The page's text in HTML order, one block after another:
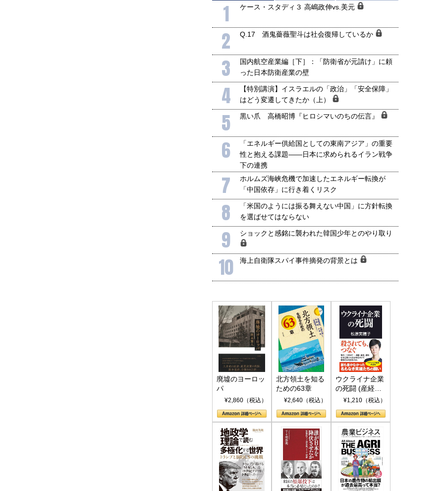
1 ケース・スタディ３ 高嶋政伸vs.美元
2 Q.17 酒鬼薔薇聖斗は社会復帰しているか
3
国内航空産業編［下］：「防衛省が元請け」に頼
った日本防衛産業の壁
4
【特別講演】イスラエルの「政治」「安全保障」
はどう変遷してきたか（上）
5 黒い爪 高橋昭博『ヒロシマいのちの伝言』
6
「エネルギー供給国としての東南アジア」の重要
性と抱える課題――日本に求められるイラン戦争
下の連携
7
ホルムズ海峡危機で加速したエネルギー転換が
「中国依存」に行き着くリスク
8
「米国のようには振る舞えない中国」に方針転換
を選ばせてはならない
9 ショックと感銘に襲われた韓国少年とのやり取り
10 海上自衛隊スパイ事件摘発の背景とは
廃墟のヨーロッ
パ
¥2,860（税込）
北方領土を知る
ための63章
¥2,640（税込）
ウクライナ企業
の死闘 (産経セ
レクト S 039)
¥1,210（税込）